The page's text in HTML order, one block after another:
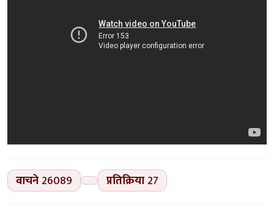
वाचने 26089 प्रतिक्रिया 27